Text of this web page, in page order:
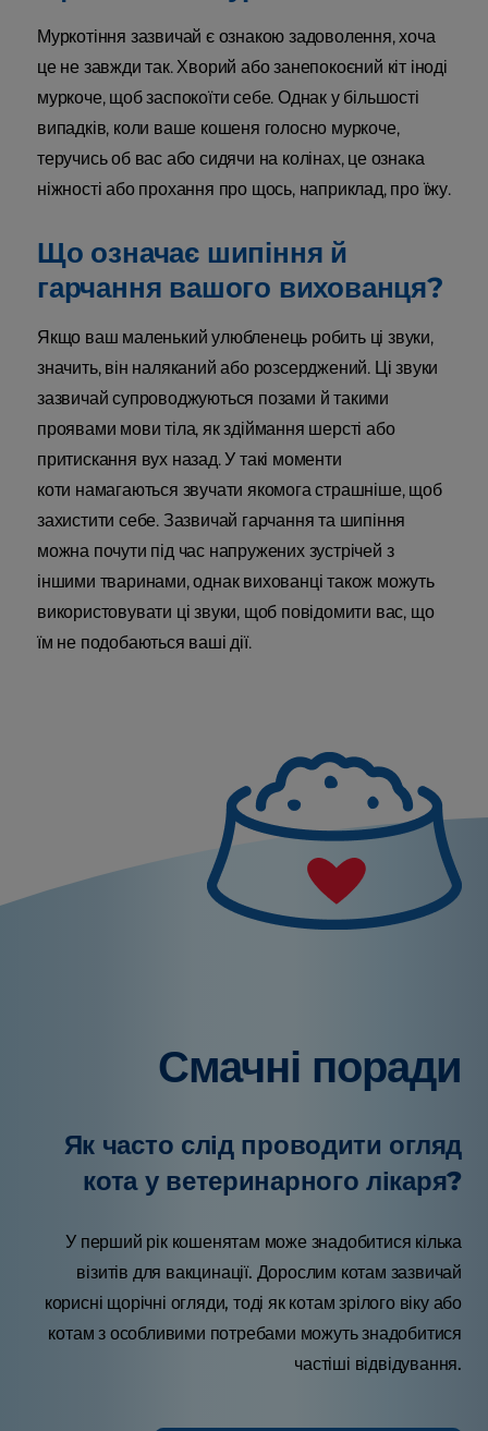
Муркотіння зазвичай є ознакою задоволення, хоча
це не завжди так. Хворий або занепокоєний кіт іноді
муркоче, щоб заспокоїти себе. Однак у більшості
випадків, коли ваше кошеня голосно муркоче,
теручись об вас або сидячи на колінах, це ознака
ніжності або прохання про щось, наприклад, про їжу.
Що означає шипіння й
гарчання вашого вихованця?
Якщо ваш маленький улюбленець робить ці звуки,
значить, він наляканий або розсерджений. Ці звуки
зазвичай супроводжуються позами й такими
проявами мови тіла, як здіймання шерсті або
притискання вух назад. У такі моменти
коти намагаються звучати якомога страшніше, щоб
захистити себе. Зазвичай гарчання та шипіння
можна почути під час напружених зустрічей з
іншими тваринами, однак вихованці також можуть
використовувати ці звуки, щоб повідомити вас, що
їм не подобаються ваші дії.
Смачні поради
Як часто слід проводити огляд
кота у ветеринарного лікаря?
У перший рік кошенятам може знадобитися кілька
візитів для вакцинації. Дорослим котам зазвичай
корисні щорічні огляди, тоді як котам зрілого віку або
котам з особливими потребами можуть знадобитися
частіші відвідування.